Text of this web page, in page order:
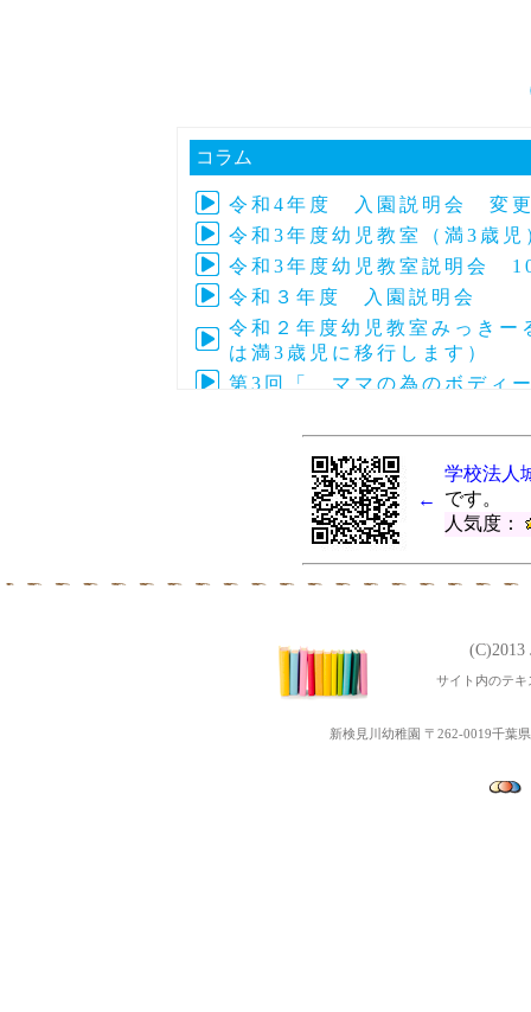
コラム
令和4年度 入園説明会 変更
令和3年度幼児教室（満3歳
令和3年度幼児教室説明会
令和３年度 入園説明会
令和２年度幼児教室みっき
は満3歳児に移行します）
第3回「 ママの為のボディ
令和元年度 第28回～33回
第5回ぴょぴょ３Ｂベビーマ
第3回地域交流「ポニーと
第4回ぴょぴょ３Ｂベビーマ
令和２年度幼児教室みっき
平成31年度 第１６回～２
第1回地域交流「ちびっこ夏
←
学校法人
です。
人気度：
サイト内のテ
新検見川幼稚園 〒262-0019千葉